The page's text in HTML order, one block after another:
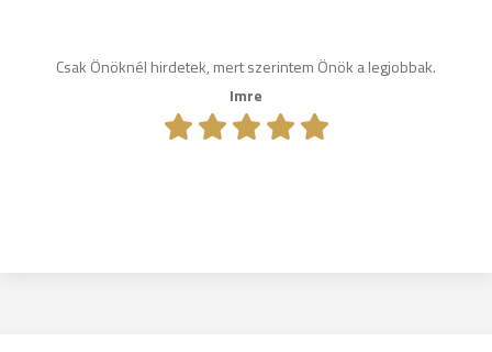
Csak Önöknél hirdetek, mert szerintem Önök a legjobbak.
Imre